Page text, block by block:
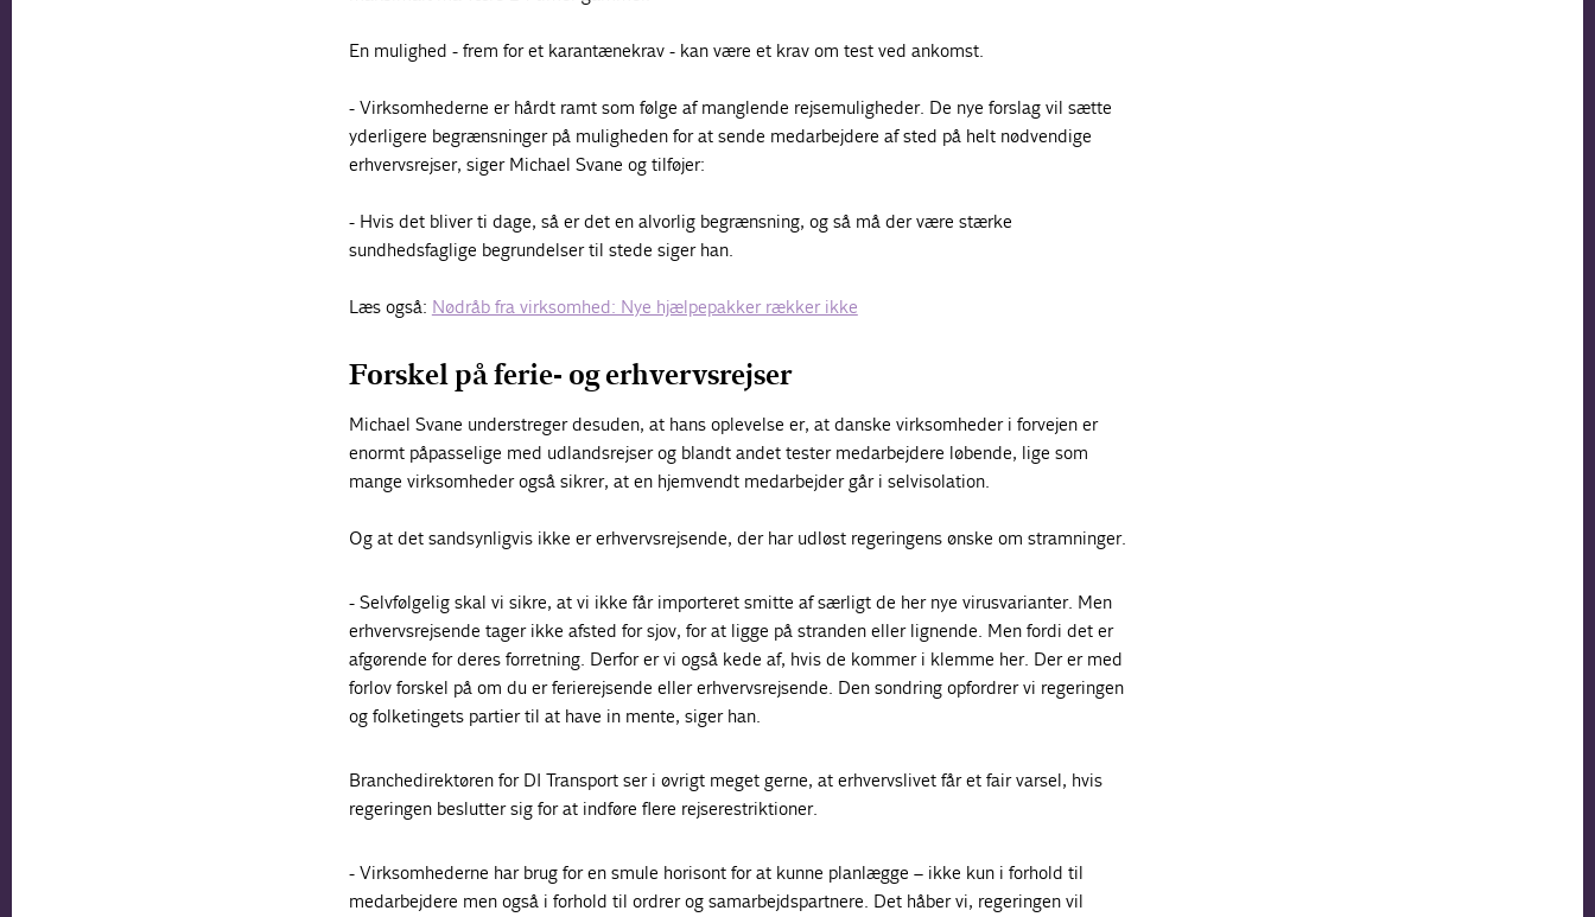
En mulighed - frem for et karantænekrav - kan være et krav om test ved ankomst.
- Virksomhederne er hårdt ramt som følge af manglende rejsemuligheder. De nye forslag vil sætte
yderligere begrænsninger på muligheden for at sende medarbejdere af sted på helt nødvendige
erhvervsrejser, siger Michael Svane og tilføjer:
- Hvis det bliver ti dage, så er det en alvorlig begrænsning, og så må der være stærke
sundhedsfaglige begrundelser til stede siger han.
Læs også: Nødråb fra virksomhed: Nye hjælpepakker rækker ikke
Forskel på ferie- og erhvervsrejser
Michael Svane understreger desuden, at hans oplevelse er, at danske virksomheder i forvejen er
enormt påpasselige med udlandsrejser og blandt andet tester medarbejdere løbende, lige som
mange virksomheder også sikrer, at en hjemvendt medarbejder går i selvisolation.
Og at det sandsynligvis ikke er erhvervsrejsende, der har udløst regeringens ønske om stramninger.
- Selvfølgelig skal vi sikre, at vi ikke får importeret smitte af særligt de her nye virusvarianter. Men
erhvervsrejsende tager ikke afsted for sjov, for at ligge på stranden eller lignende. Men fordi det er
afgørende for deres forretning. Derfor er vi også kede af, hvis de kommer i klemme her. Der er med
forlov forskel på om du er ferierejsende eller erhvervsrejsende. Den sondring opfordrer vi regeringen
og folketingets partier til at have in mente, siger han.
Branchedirektøren for DI Transport ser i øvrigt meget gerne, at erhvervslivet får et fair varsel, hvis
regeringen beslutter sig for at indføre flere rejserestriktioner.
- Virksomhederne har brug for en smule horisont for at kunne planlægge – ikke kun i forhold til
medarbejdere men også i forhold til ordrer og samarbejdspartnere. Det håber vi, regeringen vil